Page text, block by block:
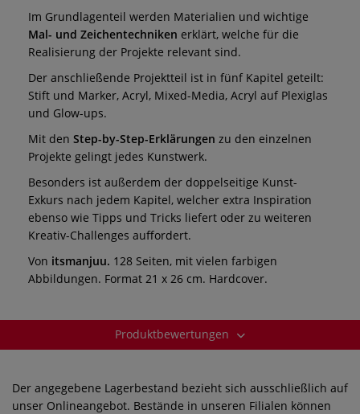
Im Grundlagenteil werden Materialien und wichtige
Mal- und Zeichentechniken erklärt, welche für die
Realisierung der Projekte relevant sind.
Der anschließende Projektteil ist in fünf Kapitel geteilt:
Stift und Marker, Acryl, Mixed-Media, Acryl auf Plexiglas
und Glow-ups.
Mit den Step-by-Step-Erklärungen zu den einzelnen
Projekte gelingt jedes Kunstwerk.
Besonders ist außerdem der doppelseitige Kunst-
Exkurs nach jedem Kapitel, welcher extra Inspiration
ebenso wie Tipps und Tricks liefert oder zu weiteren
Kreativ-Challenges auffordert.
Von itsmanjuu. 128 Seiten, mit vielen farbigen
Abbildungen. Format 21 x 26 cm. Hardcover.
Produktbewertungen
Der angegebene Lagerbestand bezieht sich ausschließlich auf
unser Onlineangebot. Bestände in unseren Filialen können